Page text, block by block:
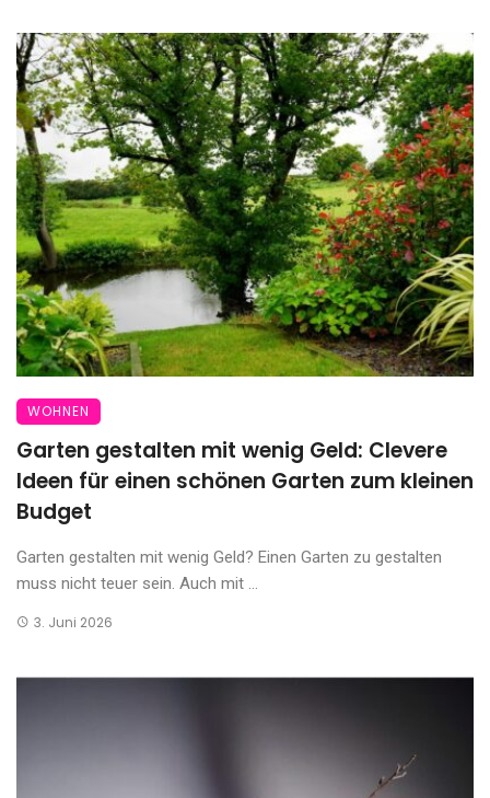
WOHNEN
Garten gestalten mit wenig Geld: Clevere
Ideen für einen schönen Garten zum kleinen
Budget
Garten gestalten mit wenig Geld? Einen Garten zu gestalten
muss nicht teuer sein. Auch mit ...
3. Juni 2026